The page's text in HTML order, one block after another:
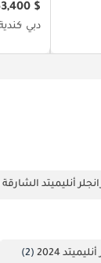
$ 53,400
دبي
أنليميتد الشارقة
2024
(2)